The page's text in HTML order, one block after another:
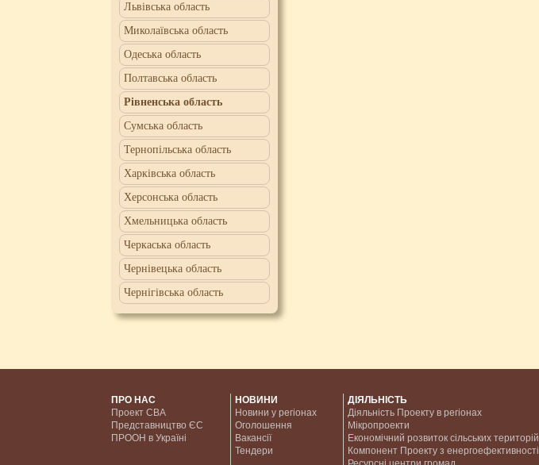
Львівська область
Миколаївська область
Одеська область
Полтавська область
Рівненська область
Сумська область
Тернопільська область
Харківська область
Херсонська область
Хмельницька область
Черкаська область
Чернівецька область
Чернігівська область
ПРО НАС
Проект CBA
Представництво ЄС
ПРООН в Україні
НОВИНИ
Новини у регіонах
Оголошення
Вакансії
Тендери
ДІЯЛЬНІСТЬ
Діяльність Проекту в регіонах
Мікропроекти
Економічний розвиток сільських територій
Компонент Проекту з енергоефективності